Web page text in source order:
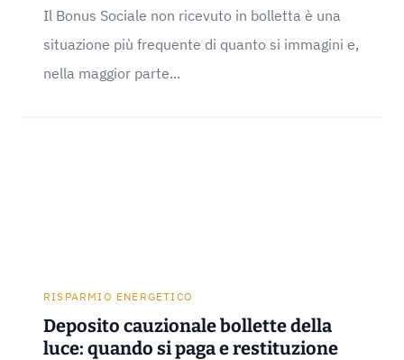
Il Bonus Sociale non ricevuto in bolletta è una
situazione più frequente di quanto si immagini e,
nella maggior parte...
RISPARMIO ENERGETICO
Deposito cauzionale bollette della
luce: quando si paga e restituzione